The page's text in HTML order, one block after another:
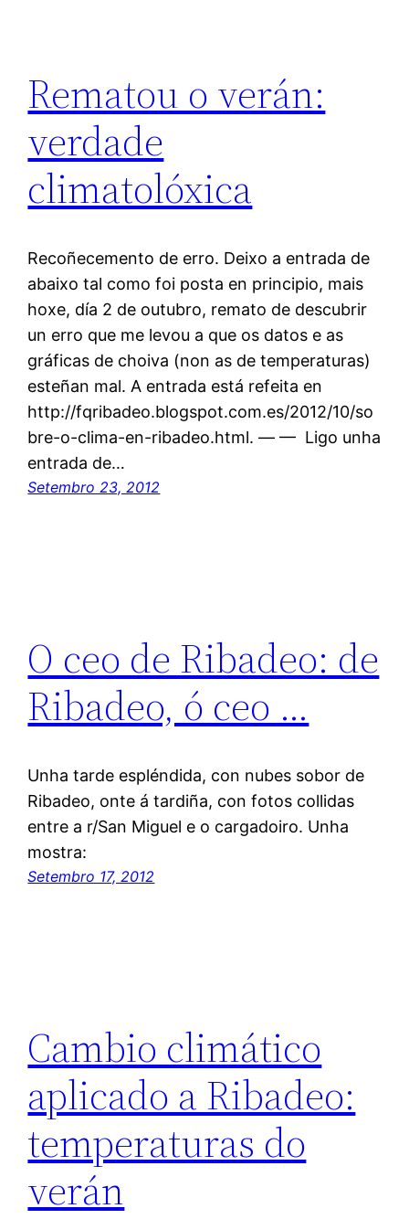
Rematou o verán:
verdade
climatolóxica
Recoñecemento de erro. Deixo a entrada de
abaixo tal como foi posta en principio, mais
hoxe, día 2 de outubro, remato de descubrir
un erro que me levou a que os datos e as
gráficas de choiva (non as de temperaturas)
esteñan mal. A entrada está refeita en
http://fqribadeo.blogspot.com.es/2012/10/so
bre-o-clima-en-ribadeo.html. — — Ligo unha
entrada de…
Setembro 23, 2012
O ceo de Ribadeo: de
Ribadeo, ó ceo …
Unha tarde espléndida, con nubes sobor de
Ribadeo, onte á tardiña, con fotos collidas
entre a r/San Miguel e o cargadoiro. Unha
mostra:
Setembro 17, 2012
Cambio climático
aplicado a Ribadeo:
temperaturas do
verán